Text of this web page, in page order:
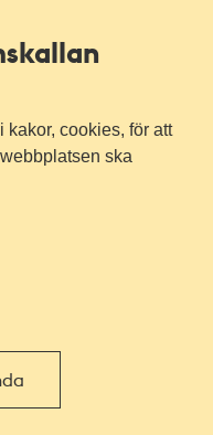
kakor, cookies, för att
ska